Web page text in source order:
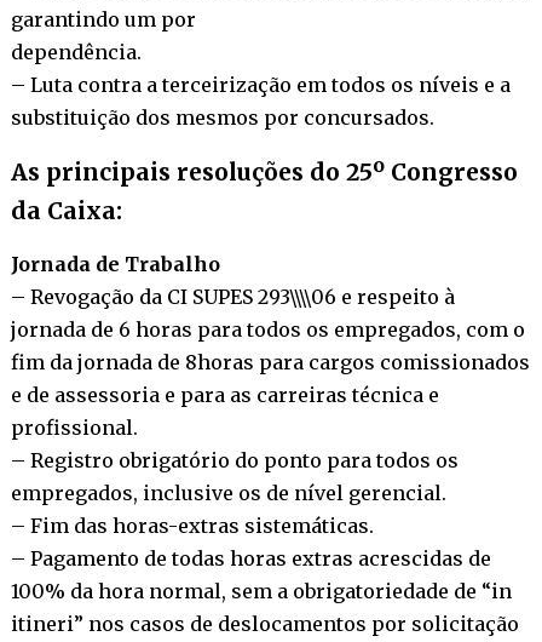
garantindo um por
dependência.
– Luta contra a terceirização em todos os níveis e a
substituição dos mesmos por concursados.
As principais resoluções do 25º Congresso
da Caixa:
Jornada de Trabalho
– Revogação da CI SUPES 293\\\\06 e respeito à
jornada de 6 horas para todos os empregados, com o
fim da jornada de 8horas para cargos comissionados
e de assessoria e para as carreiras técnica e
profissional.
– Registro obrigatório do ponto para todos os
empregados, inclusive os de nível gerencial.
– Fim das horas-extras sistemáticas.
– Pagamento de todas horas extras acrescidas de
100% da hora normal, sem a obrigatoriedade de “in
itineri” nos casos de deslocamentos por solicitação